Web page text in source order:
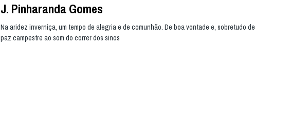
J. Pinharanda Gomes
Na aridez inverniça, um tempo de alegria e de comunhão. De boa vontade e, sobretudo de
paz campestre ao som do correr dos sinos